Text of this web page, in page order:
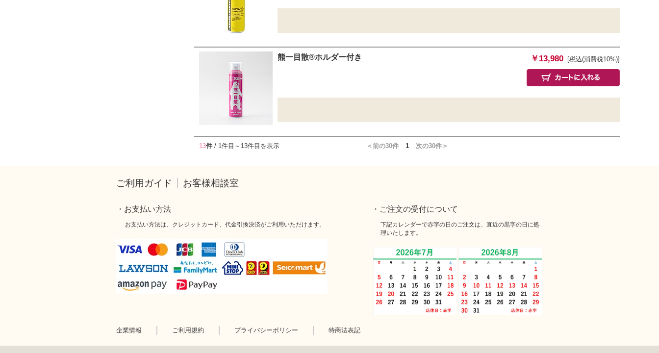
熊一目散®ホルダー付き ￥13,980 [税込(消費税10%)]
＜前の30件 1 次の30件＞
13件 / 1件目～13件目を表示
ご利用ガイド お客様相談室
・お支払い方法
お支払い方法は、クレジットカード、代金引換決済がご利用いただけます。
・ご注文の受付について
下記カレンダーで赤字の日のご注文は、直近の黒字の日に処
理いたします。
企業情報 ご利用規約 プライバシーポリシー 特商法表記